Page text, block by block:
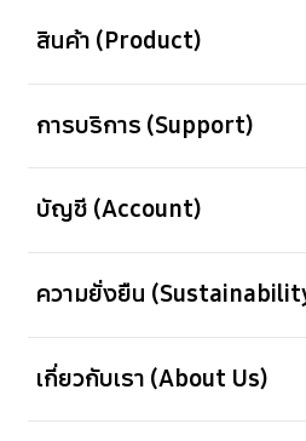
สินค้า (Product)
การบริการ (Support)
บัญชี (Account)
ความยั่งยืน
เกี่ยวกับเรา (About Us)